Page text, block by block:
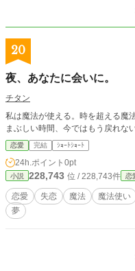
20
夜、あなたに会いに。
チタン
私は魔法が使える。時を超える魔法。 そうして私は毎晩あなたに会いに
まぶしい時間、今ではもう戻れな
恋愛 完結 ｼｮｰﾄｼｮｰﾄ
24h.ポイント 0pt
小説 228,743 位 / 228,743件 恋
恋愛 失恋 魔法 魔法使い
夢